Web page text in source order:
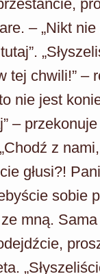
– „Nikt nie
tej chwili!” –
nie jest
– przekonuje
z
głusi?! Pani
sobie
mną. Sama